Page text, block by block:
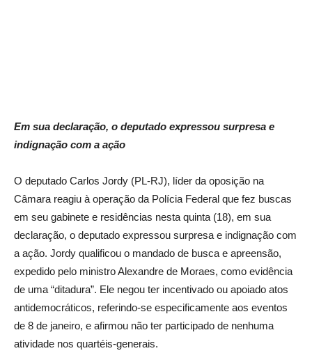
Em sua declaração, o deputado expressou surpresa e
indignação com a ação
O deputado Carlos Jordy (PL-RJ), líder da oposição na
Câmara reagiu à operação da Polícia Federal que fez buscas
em seu gabinete e residências nesta quinta (18), em sua
declaração, o deputado expressou surpresa e indignação com
a ação. Jordy qualificou o mandado de busca e apreensão,
expedido pelo ministro Alexandre de Moraes, como evidência
de uma “ditadura”. Ele negou ter incentivado ou apoiado atos
antidemocráticos, referindo-se especificamente aos eventos
de 8 de janeiro, e afirmou não ter participado de nenhuma
atividade nos quartéis-generais.